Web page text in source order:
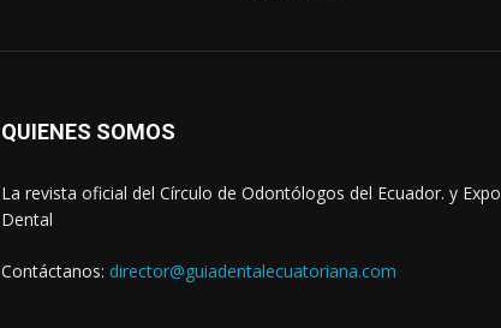
QUIENES SOMOS
La revista oficial del Círculo de Odontólogos del Ecuador. y Expo
Dental
Contáctanos: director@guiadentalecuatoriana.com